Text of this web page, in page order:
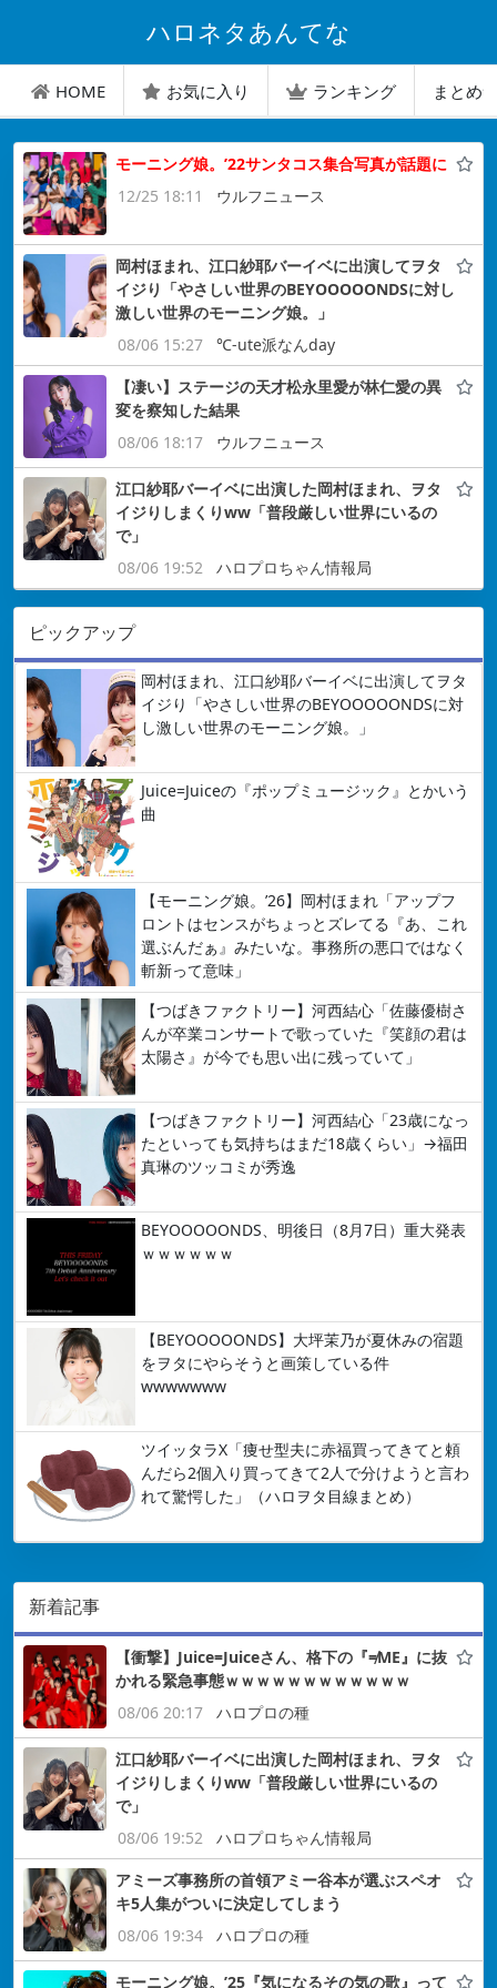
ハロネタあんてな
HOME お気に入り ランキング まとめ
モーニング娘。’22サンタコス集合写真が話題に
12/25 18:11
ウルフニュース
岡村ほまれ、江口紗耶バーイベに出演してヲタ
イジり「やさしい世界のBEYOOOOONDSに対し
激しい世界のモーニング娘。」
08/06 15:27
℃-ute派なんday
【凄い】ステージの天才松永里愛が林仁愛の異
変を察知した結果
08/06 18:17
ウルフニュース
江口紗耶バーイベに出演した岡村ほまれ、ヲタ
イジりしまくりww「普段厳しい世界にいるの
で」
08/06 19:52
ハロプロちゃん情報局
ピックアップ
岡村ほまれ、江口紗耶バーイベに出演してヲタ
イジり「やさしい世界のBEYOOOOONDSに対
し激しい世界のモーニング娘。」
Juice=Juiceの『ポップミュージック』とかいう
曲
【モーニング娘。’26】岡村ほまれ「アップフ
ロントはセンスがちょっとズレてる『あ、これ
選ぶんだぁ』みたいな。事務所の悪口ではなく
斬新って意味」
【つばきファクトリー】河西結心「佐藤優樹さ
んが卒業コンサートで歌っていた『笑顔の君は
太陽さ』が今でも思い出に残っていて」
【つばきファクトリー】河西結心「23歳になっ
たといっても気持ちはまだ18歳くらい」→福田
真琳のツッコミが秀逸
BEYOOOOONDS、明後日（8月7日）重大発表
ｗｗｗｗｗｗ
【BEYOOOOONDS】大坪茉乃が夏休みの宿題
をヲタにやらそうと画策している件
wwwwwww
ツイッタラX「痩せ型夫に赤福買ってきてと頼
んだら2個入り買ってきて2人で分けようと言わ
れて驚愕した」（ハロヲタ目線まとめ）
新着記事
【衝撃】Juice=Juiceさん、格下の『≠ME』に抜
かれる緊急事態ｗｗｗｗｗｗｗｗｗｗｗｗ
08/06 20:17
ハロプロの種
江口紗耶バーイベに出演した岡村ほまれ、ヲタ
イジりしまくりww「普段厳しい世界にいるの
で」
08/06 19:52
ハロプロちゃん情報局
アミーズ事務所の首領アミー谷本が選ぶスペオ
キ5人集がついに決定してしまう
08/06 19:34
ハロプロの種
モーニング娘。’25『気になるその気の歌』って